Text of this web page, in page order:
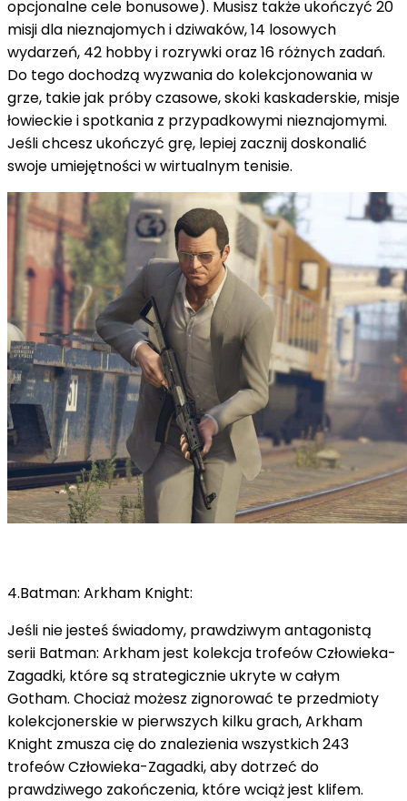
opcjonalne cele bonusowe). Musisz także ukończyć 20
misji dla nieznajomych i dziwaków, 14 losowych
wydarzeń, 42 hobby i rozrywki oraz 16 różnych zadań.
Do tego dochodzą wyzwania do kolekcjonowania w
grze, takie jak próby czasowe, skoki kaskaderskie, misje
łowieckie i spotkania z przypadkowymi nieznajomymi.
Jeśli chcesz ukończyć grę, lepiej zacznij doskonalić
swoje umiejętności w wirtualnym tenisie.
4.Batman: Arkham Knight:
Jeśli nie jesteś świadomy, prawdziwym antagonistą
serii Batman: Arkham jest kolekcja trofeów Człowieka-
Zagadki, które są strategicznie ukryte w całym
Gotham. Chociaż możesz zignorować te przedmioty
kolekcjonerskie w pierwszych kilku grach, Arkham
Knight zmusza cię do znalezienia wszystkich 243
trofeów Człowieka-Zagadki, aby dotrzeć do
prawdziwego zakończenia, które wciąż jest klifem.